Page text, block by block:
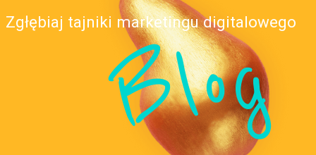
Zgłębiaj tajniki marketingu digitalowego
Blog